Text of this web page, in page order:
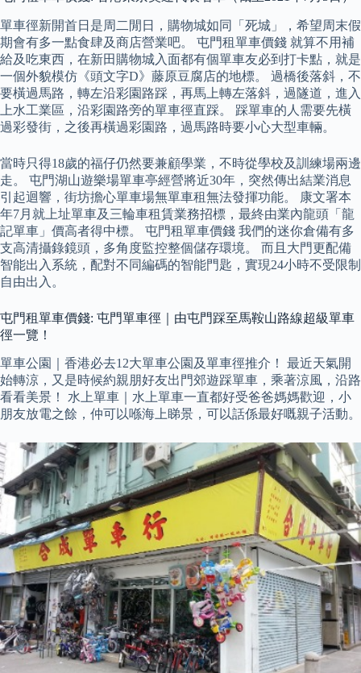
單車徑新開首日是周二閒日，購物城如同「死城」，希望周末假
期會有多一點食肆及商店營業吧。 屯門租單車價錢 就算不用補
給及吃東西，在新田購物城入面都有個單車友必到打卡點，就是
一個外貌模仿《頭文字D》藤原豆腐店的地標。 過橋後落斜，不
要橫過馬路，轉左沿彩園路踩，再馬上轉左落斜，過隧道，進入
上水工業區，沿彩園路旁的單車徑直踩。 踩單車的人需要先橫
過彩發街，之後再橫過彩園路，過馬路時要小心大型車輛。
當時只得18歲的福仔仍然要兼顧學業，不時從學校及訓練場兩邊
走。 屯門湖山遊樂場單車亭經營將近30年，突然傳出結業消息
引起迴響，街坊擔心單車場無單車租無法發揮功能。 康文署本
年7月就上址單車及三輪車租賃業務招標，最終由業內龍頭「龍
記單車」價高者得中標。 屯門租單車價錢 我們的迷你倉備有多
支高清攝錄鏡頭，多角度監控整個儲存環境。 而且大門更配備
智能出入系統，配對不同編碼的智能門匙，實現24小時不受限制
自由出入。
屯門租單車價錢: 屯門單車徑｜由屯門踩至馬鞍山路線超級單車
徑一覽！
單車公園｜香港必去12大單車公園及單車徑推介！ 最近天氣開
始轉涼，又是時候約親朋好友出門郊遊踩單車，乘著涼風，沿路
看看美景！ 水上單車｜水上單車一直都好受爸爸媽媽歡迎，小
朋友放電之餘，仲可以喺海上睇景，可以話係最好嘅親子活動。